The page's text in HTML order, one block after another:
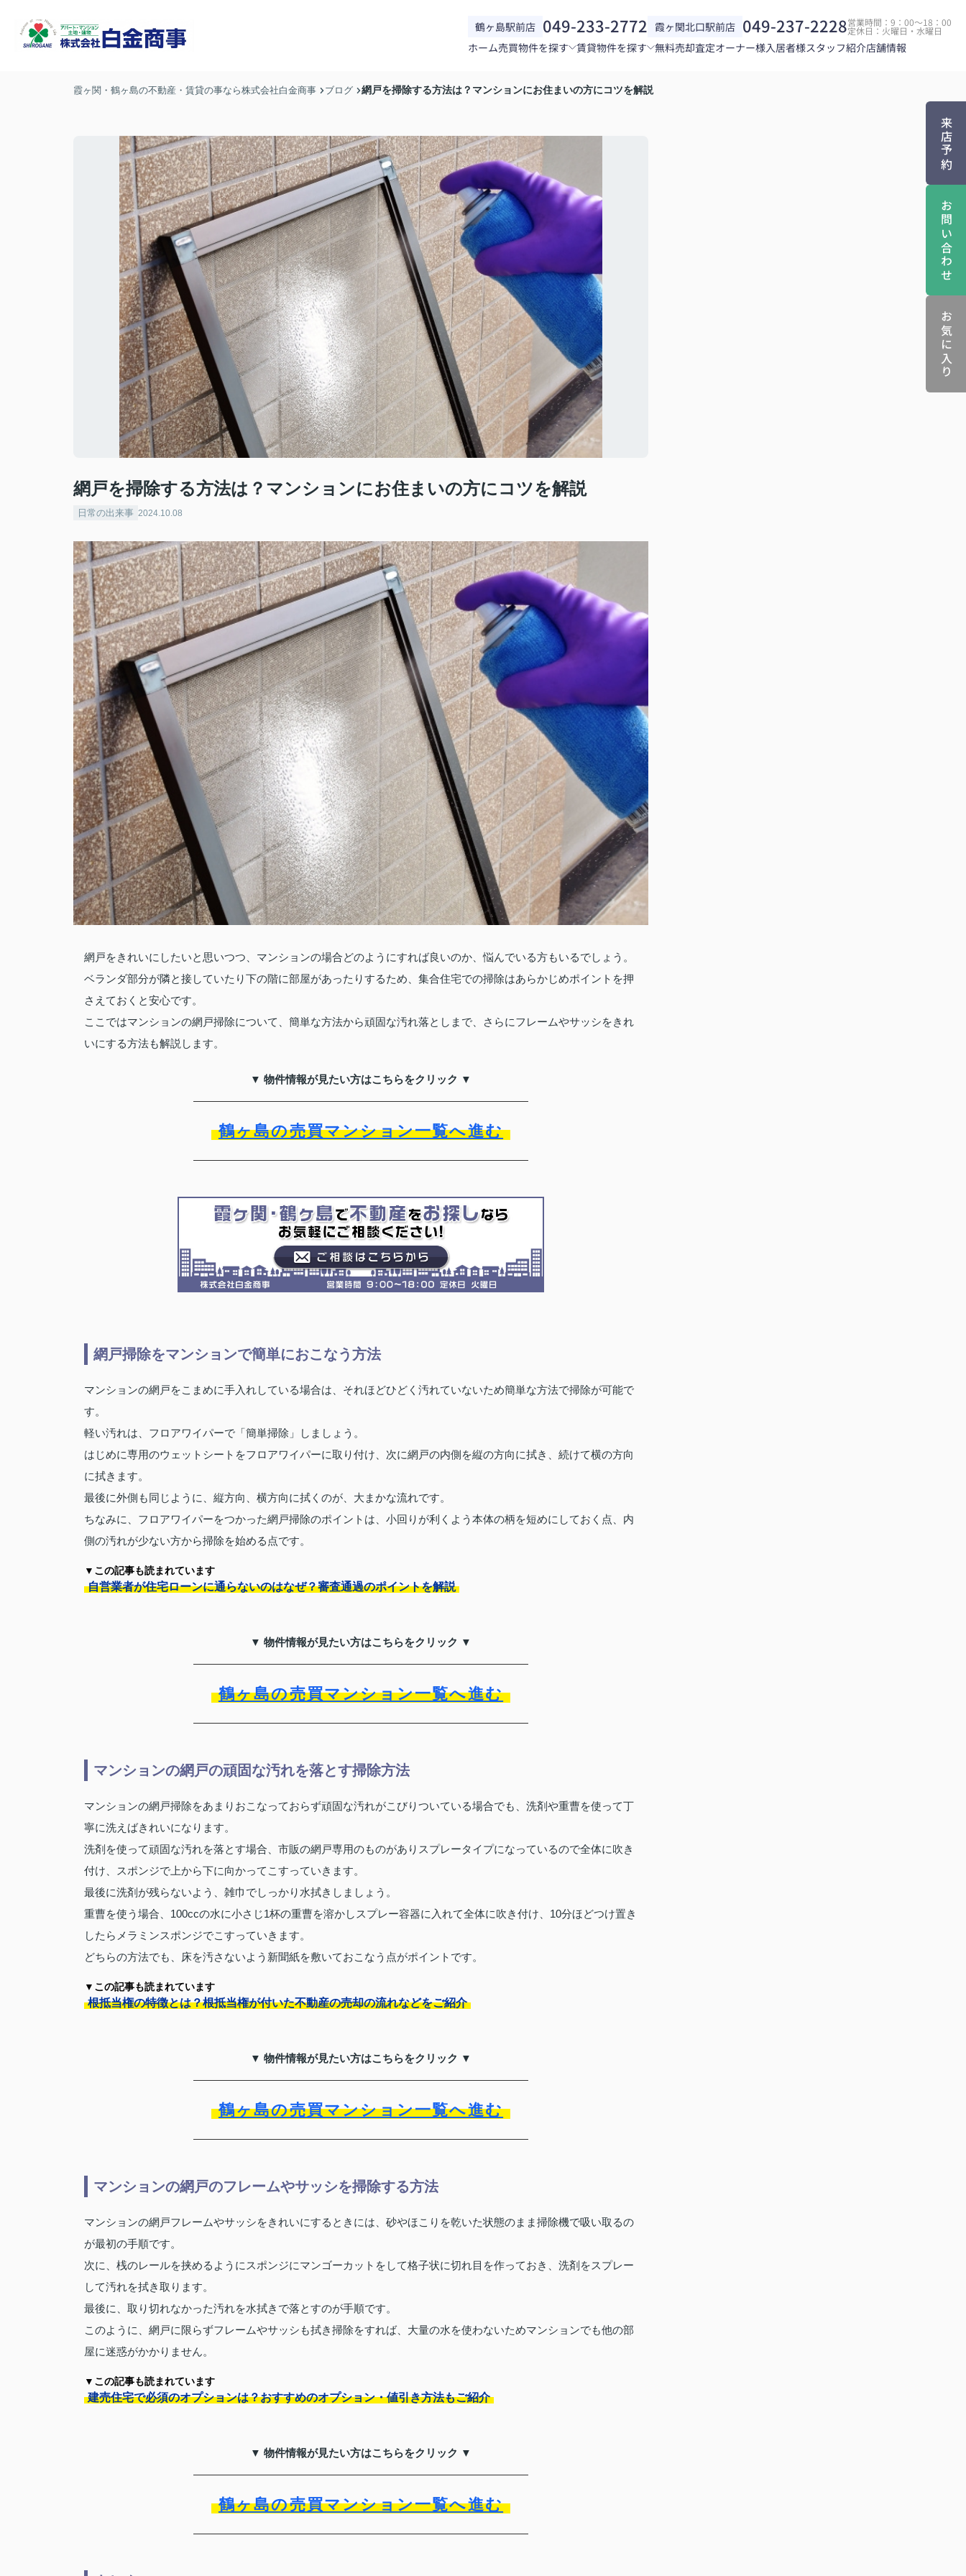
鶴ヶ島駅前店 049-233-2772 霞ヶ関北口駅前店 049-237-2228営業時間：9：00～18：00
定休日：火曜日・水曜日
ホーム売買物件を探す 賃貸物件を探す 無料売却査定オーナー様入居者様スタッフ紹介店舗情報
来店予約
お問い合わせ
お気に入り
霞ヶ関・鶴ヶ島の不動産・賃貸の事なら株式会社白金商事 ブログ 網戸を掃除する方法は？マンションにお住まいの方にコツを解説
網戸を掃除する方法は？マンションにお住まいの方にコツを解説
日常の出来事 2024.10.08
網戸をきれいにしたいと思いつつ、マンションの場合どのようにすれば良いのか、悩んでいる方もいるでしょう。
ベランダ部分が隣と接していたり下の階に部屋があったりするため、集合住宅での掃除はあらかじめポイントを押
さえておくと安心です。
ここではマンションの網戸掃除について、簡単な方法から頑固な汚れ落としまで、さらにフレームやサッシをきれ
いにする方法も解説します。
▼ 物件情報が見たい方はこちらをクリック ▼
鶴ヶ島の売買マンション一覧へ進む
網戸掃除をマンションで簡単におこなう方法
マンションの網戸をこまめに手入れしている場合は、それほどひどく汚れていないため簡単な方法で掃除が可能で
す。
軽い汚れは、フロアワイパーで「簡単掃除」しましょう。
はじめに専用のウェットシートをフロアワイパーに取り付け、次に網戸の内側を縦の方向に拭き、続けて横の方向
に拭きます。
最後に外側も同じように、縦方向、横方向に拭くのが、大まかな流れです。
ちなみに、フロアワイパーをつかった網戸掃除のポイントは、小回りが利くよう本体の柄を短めにしておく点、内
側の汚れが少ない方から掃除を始める点です。
▼この記事も読まれています
自営業者が住宅ローンに通らないのはなぜ？審査通過のポイントを解説
▼ 物件情報が見たい方はこちらをクリック ▼
鶴ヶ島の売買マンション一覧へ進む
マンションの網戸の頑固な汚れを落とす掃除方法
マンションの網戸掃除をあまりおこなっておらず頑固な汚れがこびりついている場合でも、洗剤や重曹を使って丁
寧に洗えばきれいになります。
洗剤を使って頑固な汚れを落とす場合、市販の網戸専用のものがありスプレータイプになっているので全体に吹き
付け、スポンジで上から下に向かってこすっていきます。
最後に洗剤が残らないよう、雑巾でしっかり水拭きしましょう。
重曹を使う場合、100ccの水に小さじ1杯の重曹を溶かしスプレー容器に入れて全体に吹き付け、10分ほどつけ置き
したらメラミンスポンジでこすっていきます。
どちらの方法でも、床を汚さないよう新聞紙を敷いておこなう点がポイントです。
▼この記事も読まれています
根抵当権の特徴とは？根抵当権が付いた不動産の売却の流れなどをご紹介
▼ 物件情報が見たい方はこちらをクリック ▼
鶴ヶ島の売買マンション一覧へ進む
マンションの網戸のフレームやサッシを掃除する方法
マンションの網戸フレームやサッシをきれいにするときには、砂やほこりを乾いた状態のまま掃除機で吸い取るの
が最初の手順です。
次に、桟のレールを挟めるようにスポンジにマンゴーカットをして格子状に切れ目を作っておき、洗剤をスプレー
して汚れを拭き取ります。
最後に、取り切れなかった汚れを水拭きで落とすのが手順です。
このように、網戸に限らずフレームやサッシも拭き掃除をすれば、大量の水を使わないためマンションでも他の部
屋に迷惑がかかりません。
▼この記事も読まれています
建売住宅で必須のオプションは？おすすめのオプション・値引き方法もご紹介
▼ 物件情報が見たい方はこちらをクリック ▼
鶴ヶ島の売買マンション一覧へ進む